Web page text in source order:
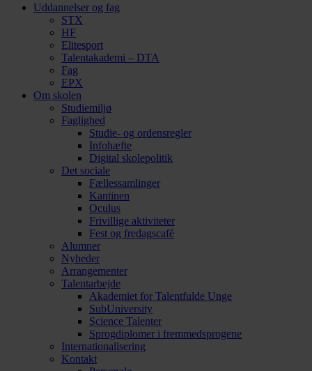
Uddannelser og fag
STX
HF
Elitesport
Talentakademi – DTA
Fag
EPX
Om skolen
Studiemiljø
Faglighed
Studie- og ordensregler
Infohæfte
Digital skolepolitik
Det sociale
Fællessamlinger
Kantinen
Oculus
Frivillige aktiviteter
Fest og fredagscafé
Alumner
Nyheder
Arrangementer
Talentarbejde
Akademiet for Talentfulde Unge
SubUniversity
Science Talenter
Sprogdiplomer i fremmedsprogene
Internationalisering
Kontakt